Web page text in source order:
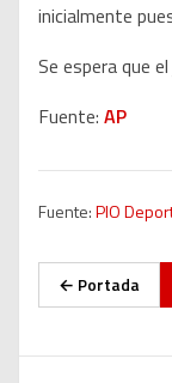
inicialmente
Se espera que
Fuente: AP
Fuente:PIO
← Portada